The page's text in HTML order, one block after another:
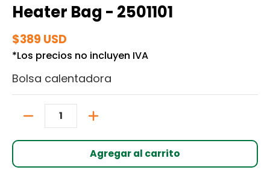
Heater Bag - 2501101
$389 USD
*Los precios no incluyen IVA
Bolsa calentadora
Agregar al carrito